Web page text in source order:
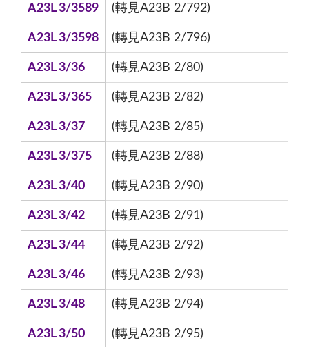
A23L 3/3589 (轉見A23B 2/792)
A23L 3/3598 (轉見A23B 2/796)
A23L 3/36 (轉見A23B 2/80)
A23L 3/365 (轉見A23B 2/82)
A23L 3/37 (轉見A23B 2/85)
A23L 3/375 (轉見A23B 2/88)
A23L 3/40 (轉見A23B 2/90)
A23L 3/42 (轉見A23B 2/91)
A23L 3/44 (轉見A23B 2/92)
A23L 3/46 (轉見A23B 2/93)
A23L 3/48 (轉見A23B 2/94)
A23L 3/50 (轉見A23B 2/95)